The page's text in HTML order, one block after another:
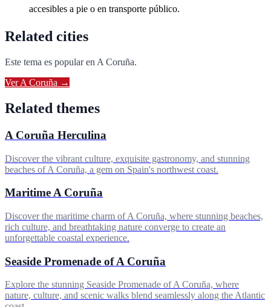
accesibles a pie o en transporte público.
Related cities
Este tema es popular en A Coruña.
VerA Coruña →
Related themes
A Coruña Herculina
Discover the vibrant culture, exquisite gastronomy, and stunning
beaches of A Coruña, a gem on Spain's northwest coast.
Maritime A Coruña
Discover the maritime charm of A Coruña, where stunning beaches,
rich culture, and breathtaking nature converge to create an
unforgettable coastal experience.
Seaside Promenade of A Coruña
Explore the stunning Seaside Promenade of A Coruña, where
nature, culture, and scenic walks blend seamlessly along the Atlantic